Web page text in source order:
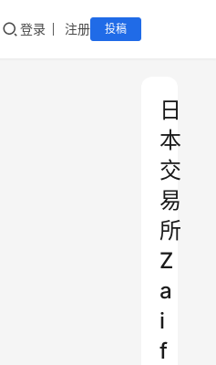
登录 注册 投稿
日
本
交
易
所
Z
a
i
f